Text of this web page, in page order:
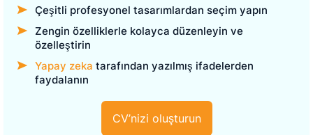
Çeşitli profesyonel tasarımlardan seçim yapın
Zengin özelliklerle kolayca düzenleyin ve
özelleştirin
Yapay zeka tarafından yazılmış ifadelerden
faydalanın
CV’nizi oluşturun